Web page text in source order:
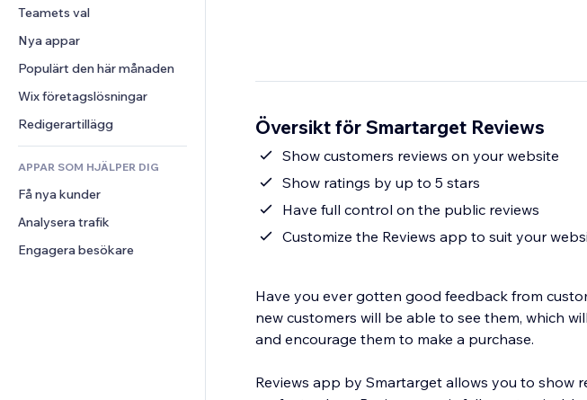
Konvertering
Lagerlösningar
Dropshipping
Priser och abonnemang
Crowdfunding
Mat och dryck
Video
PDF
Fildelning
Nyheter
Sidmallar
Bildeffekter
Knappar och menyer
Banners och märken
Kalkylatorer
Sök
Väder
Diagram och tabeller
Undersökningar
Chatt
Kommentarer
Telefon
Community
Omdömen och recensioner
CRM
Teamets val
Nya appar
Populärt den här månaden
Wix företagslösningar
Redigerartillägg
APPAR SOM HJÄLPER DIG
Få nya kunder
Analysera trafik
Engagera besökare
Översikt för Smartarget Reviews
Show customers reviews on your website
Show ratings by up to 5 stars
Have full control on the public reviews
Customize the Reviews app to suit your
Have you ever gotten good feedback from
new customers will be able to see them, which
and encourage them to make a purchase.
Reviews app by Smartarget allows you to show